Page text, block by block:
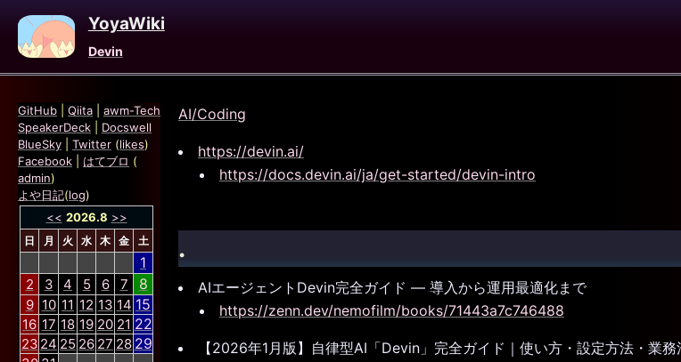
YoyaWiki
Devin
AI/Coding
https://devin.ai/
https://docs.devin.ai/ja/get-started/devin-intro
.
AIエージェントDevin完全ガイド ― 導入から運用最適化まで
https://zenn.dev/nemofilm/books/71443a7c746488
【2026年1月版】自律型AI「Devin」完全ガイド｜使い方・設定方法・業
GitHub Qiita
awm-Tech
SpeakerDeck
Docswell
BlueSky
Twitter (likes)
Facebook
はてブロ (
admin)
よや日記(log)
<< 2026.8 >>
日 月 火 水 木 金 土
1
2 3 4 5 6 7 8
9 10 11 12 13 14 15
16 17 18 19 20 21 22
23 24 25 26 27 28 29